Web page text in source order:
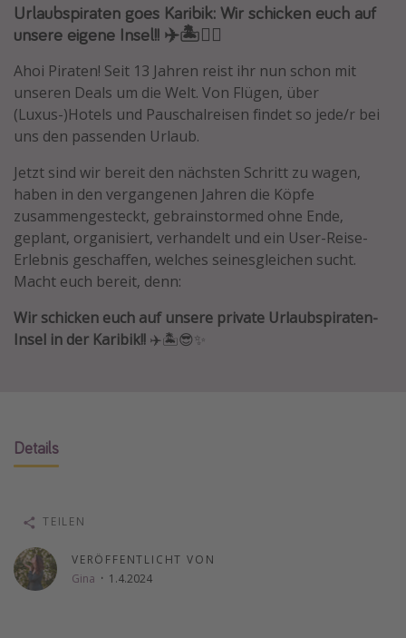
Goa Urlaub
Kefalonia Urlaub
Krabi Urlaub
Tulum Urlaub
Sri Lanka Rundreise
Japan Rundreise
Reisethemen
Alle Reisethemen
Wellnessurlaub
Disneyland Paris
Strandurlaub
Hotels in Hamburg
Hotels in Amsterdam
Hotels am Achensee
Urlaubspiraten goes Karibik: Wir schicken euch auf
unsere eigene Insel!! ✈️🏝️🏴‍☠️
Ahoi Piraten! Seit 13 Jahren reist ihr nun schon mit
unseren Deals um die Welt. Von Flügen, über
(Luxus-)Hotels und Pauschalreisen findet so jede/r bei
uns den passenden Urlaub.
Jetzt sind wir bereit den nächsten Schritt zu wagen,
haben in den vergangenen Jahren die Köpfe
zusammengesteckt, gebrainstormed ohne Ende,
geplant, organisiert, verhandelt und ein User-Reise-
Erlebnis geschaffen, welches seinesgleichen sucht.
Macht euch bereit, denn:
Wir schicken euch auf unsere private Urlaubspiraten-
Insel in der Karibik!! ✈️🏝️😎✨
Details
VERÖFFENTLICHT VON
Gina · 1.4.2024
TEILEN